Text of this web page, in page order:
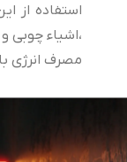
استفاده از
،اشیاء
مصرف انرژی